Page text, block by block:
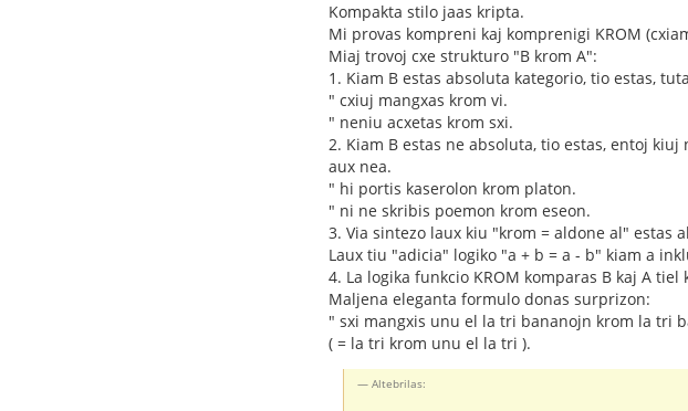
Kompakta stilo jaas kripta.
Mi provas kompreni kaj komprenigi KROM
Miaj trovoj cxe strukturo "B krom A":
1. Kiam B estas absoluta kategorio, tio estas,
" cxiuj mangxas krom vi.
" neniu acxetas krom sxi.
2. Kiam B estas ne absoluta, tio estas, entoj
aux nea.
" hi portis kaserolon krom platon.
" ni ne skribis poemon krom eseon.
3. Via sintezo laux kiu "krom = aldone al" estas
Laux tiu "adicia" logiko "a + b = a - b" kiam a
4. La logika funkcio KROM komparas B kaj A tiel
Maljena eleganta formulo donas surprizon:
" sxi mangxis unu el la tri bananojn krom la tri
( = la tri krom unu el la tri ).
Altebrilas: